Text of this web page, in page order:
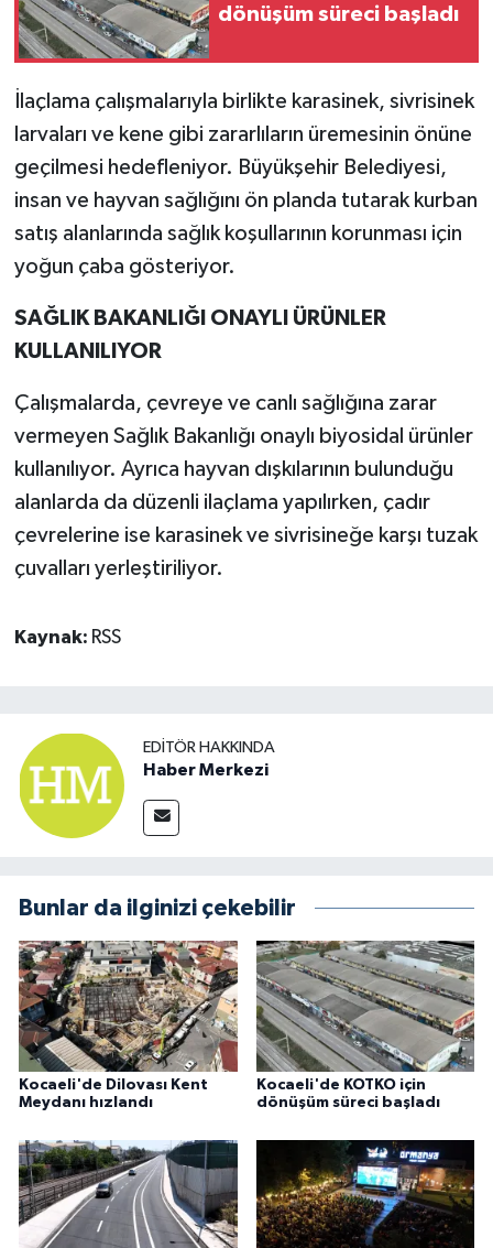
dönüşüm süreci başladı
İlaçlama çalışmalarıyla birlikte karasinek, sivrisinek
larvaları ve kene gibi zararlıların üremesinin önüne
geçilmesi hedefleniyor. Büyükşehir Belediyesi,
insan ve hayvan sağlığını ön planda tutarak kurban
satış alanlarında sağlık koşullarının korunması için
yoğun çaba gösteriyor.
SAĞLIK BAKANLIĞI ONAYLI ÜRÜNLER
KULLANILIYOR
Çalışmalarda, çevreye ve canlı sağlığına zarar
vermeyen Sağlık Bakanlığı onaylı biyosidal ürünler
kullanılıyor. Ayrıca hayvan dışkılarının bulunduğu
alanlarda da düzenli ilaçlama yapılırken, çadır
çevrelerine ise karasinek ve sivrisineğe karşı tuzak
çuvalları yerleştiriliyor.
Kaynak: RSS
EDITÖR HAKKINDA
Haber Merkezi
Bunlar da ilginizi çekebilir
Kocaeli'de Dilovası Kent
Meydanı hızlandı
Kocaeli'de KOTKO için
dönüşüm süreci başladı